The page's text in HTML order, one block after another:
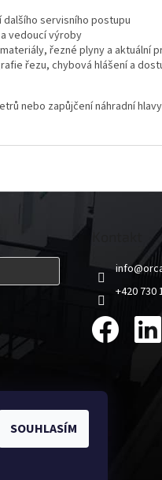
SOUHLASÍM
servisního postupu
vedoucí výroby
řezné plyny a aktuální
řezu, chybová hlášení a
nebo zapůjčení náhradní
info@
+420 730